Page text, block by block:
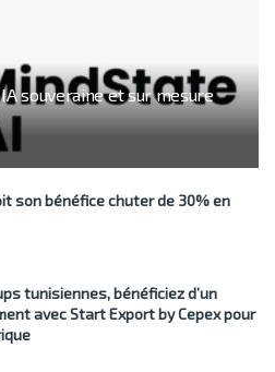
souveraine et sur mesure
son bénéfice chuter de 30% en
tunisiennes, bénéficiez d’un
avec Start Export by Cepex pour